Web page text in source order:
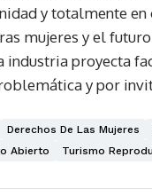
y totalmente
mujeres y el
proyecta
y por
Derechos De Las Mujeres
Abierto Turismo